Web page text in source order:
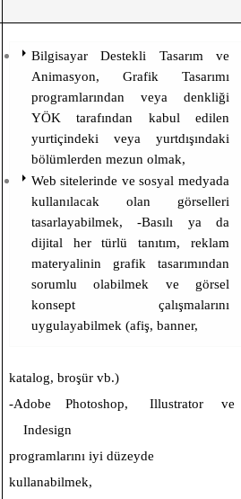
Bilgisayar Destekli Tasarım ve
Animasyon, Grafik Tasarımı
programlarından veya denkliği
YÖK tarafından kabul edilen
yurtiçindeki veya yurtdışındaki
bölümlerden mezun olmak,
Web sitelerinde ve sosyal medyada
kullanılacak olan görselleri
tasarlayabilmek, -Basılı ya da
dijital her türlü tanıtım, reklam
materyalinin grafik tasarımından
sorumlu olabilmek ve görsel
konsept çalışmalarını
uygulayabilmek (afiş, banner,
katalog, broşür vb.)
-Adobe Photoshop, Illustrator ve
Indesign
programlarını iyi düzeyde
kullanabilmek,